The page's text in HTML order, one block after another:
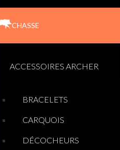
CHASSE
ACCESSOIRES ARCHER
BRACELETS
CARQUOIS
DÉCOCHEURS